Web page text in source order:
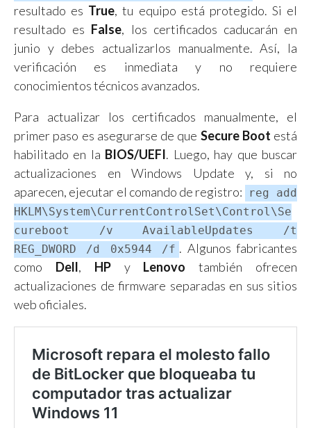
resultado es True, tu equipo está protegido. Si el
resultado es False, los certificados caducarán en
junio y debes actualizarlos manualmente. Así, la
verificación es inmediata y no requiere
conocimientos técnicos avanzados.
Para actualizar los certificados manualmente, el
primer paso es asegurarse de que Secure Boot está
habilitado en la BIOS/UEFI. Luego, hay que buscar
actualizaciones en Windows Update y, si no
aparecen, ejecutar el comando de registro:
reg add
HKLM\System\CurrentControlSet\Control\Se
cureboot /v AvailableUpdates /t
REG_DWORD /d 0x5944 /f . Algunos fabricantes
como Dell, HPy Lenovo también ofrecen
actualizaciones de firmware separadas en sus sitios
web oficiales.